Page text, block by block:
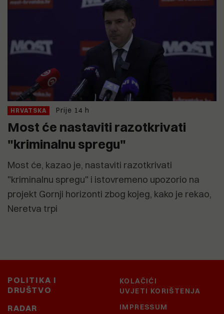
HRVATSKA Prije 14 h
Most će nastaviti razotkrivati
"kriminalnu spregu"
Most će, kazao je, nastaviti razotkrivati
"kriminalnu spregu" i istovremeno upozorio na
projekt Gornji horizonti zbog kojeg, kako je rekao,
Neretva trpi
POLITIKA I
DRUŠTVO
RADAR
KOLAČIĆI
UVJETI KORIŠTENJA
IMPRESSUM